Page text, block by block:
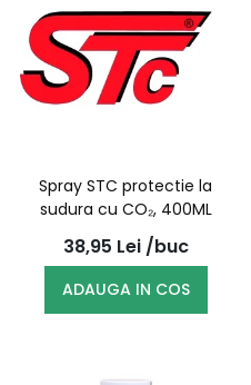
Spray STC protectie la
sudura cu CO₂, 400ML
38,95 Lei /buc
ADAUGA IN COS